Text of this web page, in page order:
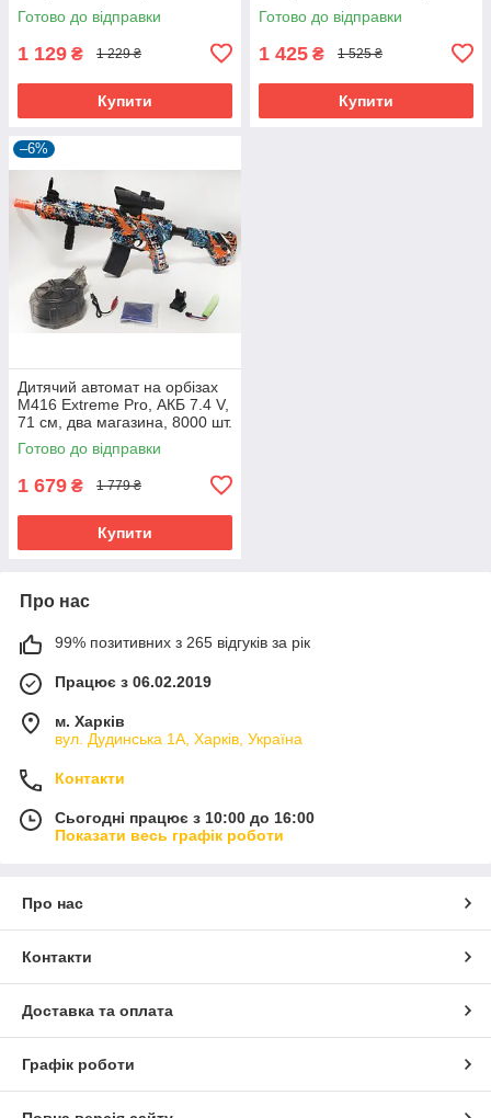
Готово до відправки
1 129 ₴ 1 229 ₴
Купити
Готово до відправки
1 425 ₴ 1 525 ₴
Купити
–6%
Дитячий автомат на орбізах
M416 Extreme Pro, АКБ 7.4 V,
71 см, два магазина, 8000 шт.
орбізів
Готово до відправки
1 679 ₴ 1 779 ₴
Купити
Про нас
99% позитивних з 265 відгуків за рік
Працює з 06.02.2019
м. Харків
вул. Дудинська 1А, Харків, Україна
Контакти
Сьогодні працює з 10:00 до 16:00
Показати весь графік роботи
Про нас
Контакти
Доставка та оплата
Графік роботи